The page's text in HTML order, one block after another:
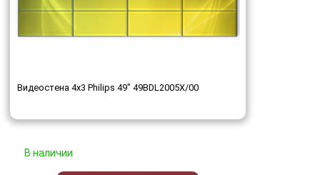
Видеостена 4x3 Philips 49" 49BDL2005X/00
В наличии